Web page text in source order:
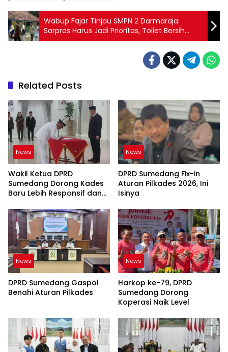
Wabup Fajar Tinjau SMPN 2 Darmaraja:
Sarpras Harus Jadi Prioritas, Toilet Bersih
Wajib Hukumnya
Related Posts
News
Wakil Ketua DPRD
Sumedang Dorong Kades
Baru Lebih Responsif dan
News
DPRD Sumedang Fix-in
Aturan Pilkades 2026, Ini
Isinya
News
DPRD Sumedang Gaspol
Benahi Aturan Pilkades
News
Harkop ke-79, DPRD
Sumedang Dorong
Koperasi Naik Level